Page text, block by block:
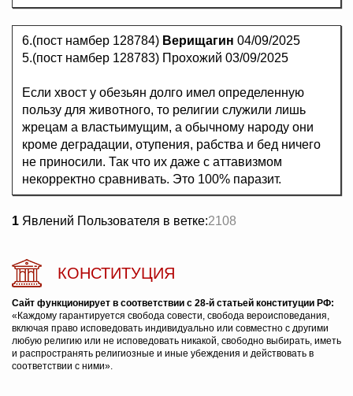
6.(пост намбер 128784) Верищагин 04/09/2025
5.(пост намбер 128783) Прохожий 03/09/2025
Если хвост у обезьян долго имел определенную
пользу для животного, то религии служили лишь
жрецам а властьимущим, а обычному народу они
кроме деградации, отупения, рабства и бед ничего
не приносили. Так что их даже с аттавизмом
некорректно сравнивать. Это 100% паразит.
1 Явлений Пользователя в ветке:2108
КОНСТИТУЦИЯ
Сайт функционирует в соответствии с 28-й статьей конституции РФ:
«Каждому гарантируется свобода совести, свобода вероисповедания,
включая право исповедовать индивидуально или совместно с другими
любую религию или не исповедовать никакой, свободно выбирать, иметь
и распространять религиозные и иные убеждения и действовать в
соответствии с ними».